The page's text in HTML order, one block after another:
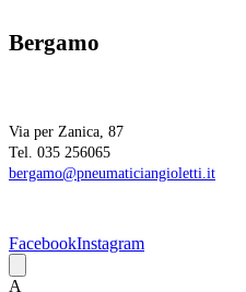
Bergamo
Via per Zanica, 87
Tel. 035 256065
bergamo@pneumaticiangioletti.it
FacebookInstagram
A